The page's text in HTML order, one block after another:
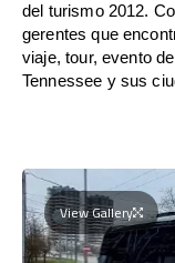
del turismo 2012.
gerentes que
viaje, tour, evento
Tennessee y sus
View Gallery